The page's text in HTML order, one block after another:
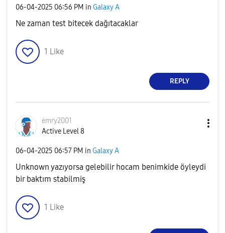
‎06-04-2025 06:56 PM in Galaxy A
Ne zaman test bitecek dağıtacaklar
1 Like
REPLY
emry2001
Active Level 8
‎06-04-2025 06:57 PM in Galaxy A
Unknown yazıyorsa gelebilir hocam benimkide öyleydi
bir baktım stabilmiş
1 Like